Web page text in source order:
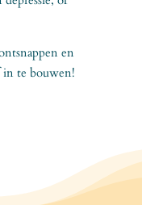
en
te bouwen!